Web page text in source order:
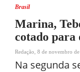
Brasil
Marina,
cotado para
Redação 8 de novembro
Na segunda